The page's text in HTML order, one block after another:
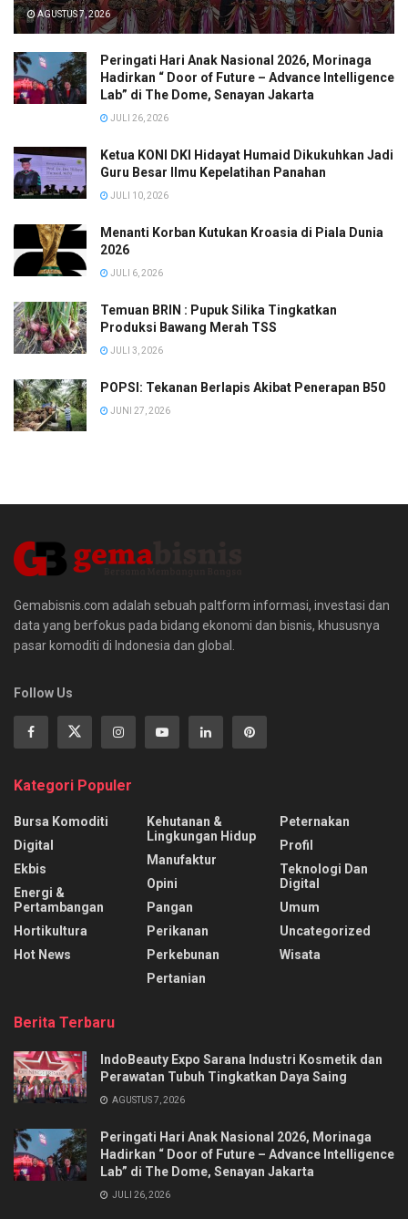
AGUSTUS 7, 2026
Peringati Hari Anak Nasional 2026, Morinaga
Hadirkan “ Door of Future – Advance Intelligence
Lab” di The Dome, Senayan Jakarta
JULI 26, 2026
Ketua KONI DKI Hidayat Humaid Dikukuhkan Jadi
Guru Besar Ilmu Kepelatihan Panahan
JULI 10, 2026
Menanti Korban Kutukan Kroasia di Piala Dunia
2026
JULI 6, 2026
Temuan BRIN : Pupuk Silika Tingkatkan
Produksi Bawang Merah TSS
JULI 3, 2026
POPSI: Tekanan Berlapis Akibat Penerapan B50
JUNI 27, 2026
Gemabisnis.com adalah sebuah paltform informasi, investasi dan
data yang berfokus pada bidang ekonomi dan bisnis, khususnya
pasar komoditi di Indonesia dan global.
Follow Us
Kategori Populer
Bursa Komoditi
Digital
Ekbis
Energi &
Pertambangan
Hortikultura
Hot News
Kehutanan &
Lingkungan Hidup
Manufaktur
Opini
Pangan
Perikanan
Perkebunan
Pertanian
Peternakan
Profil
Teknologi Dan
Digital
Umum
Uncategorized
Wisata
Berita Terbaru
IndoBeauty Expo Sarana Industri Kosmetik dan
Perawatan Tubuh Tingkatkan Daya Saing
AGUSTUS 7, 2026
Peringati Hari Anak Nasional 2026, Morinaga
Hadirkan “ Door of Future – Advance Intelligence
Lab” di The Dome, Senayan Jakarta
JULI 26, 2026